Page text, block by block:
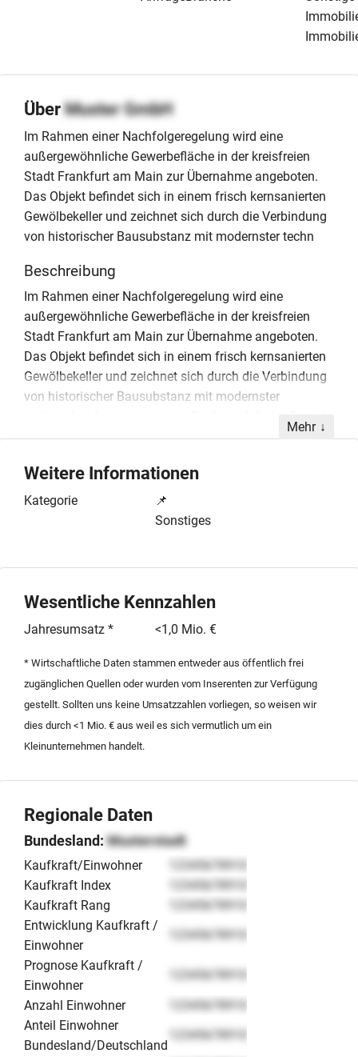
ÜberMuster GmbH
Im Rahmen einer Nachfolgeregelung wird eine
außergewöhnliche Gewerbefläche in der kreisfreien
Stadt Frankfurt am Main zur Übernahme angeboten.
Das Objekt befindet sich in einem frisch kernsanierten
Gewölbekeller und zeichnet sich durch die Verbindung
von historischer Bausubstanz mit modernster techn
Beschreibung
Im Rahmen einer Nachfolgeregelung wird eine
außergewöhnliche Gewerbefläche in der kreisfreien
Stadt Frankfurt am Main zur Übernahme angeboten.
Das Objekt befindet sich in einem frisch kernsanierten
Gewölbekeller und zeichnet sich durch die Verbindung
von historischer Bausubstanz mit modernster
Immobilien & Bauwesen besticht durch eine
die ein einzigartiges Ambiente schaffen. Ein
wesentlicher Bestandteil des Angebots ist der
langfristige und attraktive Hauptmietvertrag, der dem
Die Nutzungsmöglichkeiten der Fläche sind äußerst
vielseitig und decken sowohl gewerbliche als auch
Gegebenheiten eignet sich das Objekt ideal als
exklusives Weinlager, hochwertiger Lagerraum oder für
repräsentative gewerbliche Zwecke. Durch die
Kernsanierung und die detaillierte technische
Vorausplanung ist die Fläche sofort einsatzbereit.
Immobilienmarkt suchen und von einer bereits
fertiggestellten, hochwertigen Infrastruktur profitieren
möchten.
Mehr
Weitere Informationen
Kategorie
📌
Sonstiges
Wesentliche Kennzahlen
Jahresumsatz * <1,0 Mio. €
* Wirtschaftliche Daten stammen entweder aus öffentlich frei
zugänglichen Quellen oder wurden vom Inserenten zur Verfügung
gestellt. Sollten uns keine Umsatzzahlen vorliegen, so weisen wir
dies durch <1 Mio. € aus weil es sich vermutlich um ein
Kleinunternehmen handelt.
Regionale Daten
Bundesland:Musterstadt
Kaufkraft/Einwohner
12345678910
Kaufkraft Index
12345678910
Kaufkraft Rang
12345678910
Entwicklung Kaufkraft /
Einwohner
12345678910
Prognose Kaufkraft /
Einwohner
12345678910
Anzahl Einwohner
12345678910
Anteil Einwohner
Bundesland/Deutschland
12345678910